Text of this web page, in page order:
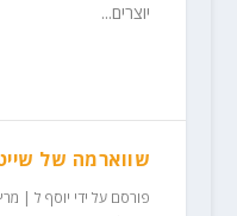
יוצרים...
שווארמה של
פורסם על ידי יוסף ל| מרץ 1,